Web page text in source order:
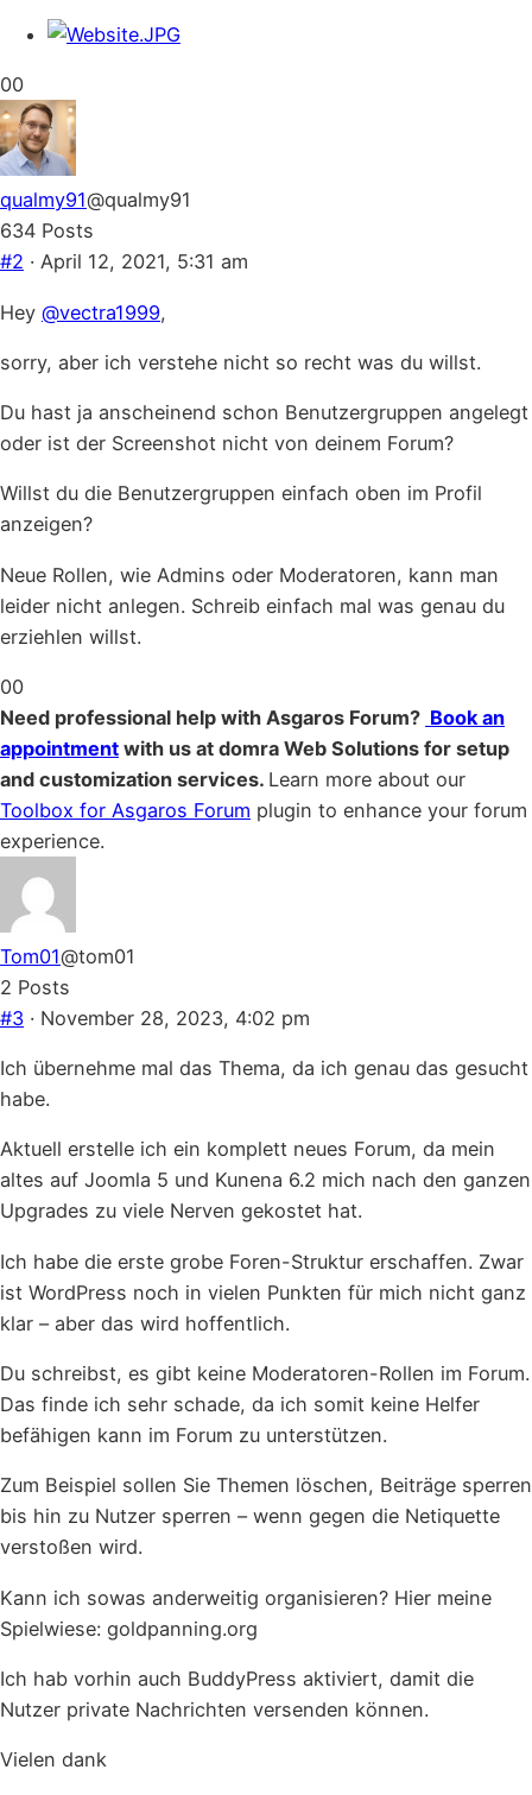
Click
for
thumbs
down.
0Click
for
thumbs
up.
0
qualmy91@qualmy91
634 Posts
#2 · April 12, 2021, 5:31 am
Hey @vectra1999,
sorry, aber ich verstehe nicht so recht was du willst.
Du hast ja anscheinend schon Benutzergruppen angelegt
oder ist der Screenshot nicht von deinem Forum?
Willst du die Benutzergruppen einfach oben im Profil
anzeigen?
Neue Rollen, wie Admins oder Moderatoren, kann man
leider nicht anlegen. Schreib einfach mal was genau du
erziehlen willst.
Click
for
thumbs
down.
0Click
for
thumbs
up.
0
Need professional help with Asgaros Forum? Book an
appointment with us at domra Web Solutions for setup
and customization services. Learn more about our
Toolbox for Asgaros Forum plugin to enhance your forum
experience.
Tom01@tom01
2 Posts
#3 · November 28, 2023, 4:02 pm
Ich übernehme mal das Thema, da ich genau das gesucht
habe.
Aktuell erstelle ich ein komplett neues Forum, da mein
altes auf Joomla 5 und Kunena 6.2 mich nach den ganzen
Upgrades zu viele Nerven gekostet hat.
Ich habe die erste grobe Foren-Struktur erschaffen. Zwar
ist WordPress noch in vielen Punkten für mich nicht ganz
klar – aber das wird hoffentlich.
Du schreibst, es gibt keine Moderatoren-Rollen im Forum.
Das finde ich sehr schade, da ich somit keine Helfer
befähigen kann im Forum zu unterstützen.
Zum Beispiel sollen Sie Themen löschen, Beiträge sperren
bis hin zu Nutzer sperren – wenn gegen die Netiquette
verstoßen wird.
Kann ich sowas anderweitig organisieren? Hier meine
Spielwiese: goldpanning.org
Ich hab vorhin auch BuddyPress aktiviert, damit die
Nutzer private Nachrichten versenden können.
Vielen dank